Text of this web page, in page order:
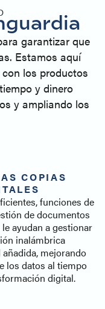
garantizar que
Estamos aquí
los productos
y dinero
y ampliando los
COPIAS
funciones de
de documentos
ayudan a gestionar
inalámbrica
mejorando
los datos al tiempo
digital.